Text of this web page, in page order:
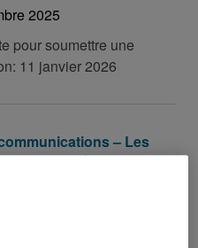
2025
pour soumettre une
11 janvier 2026
– Les
d’agir de l’État
2025